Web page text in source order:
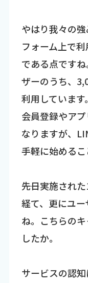
やはり我々の
フォーム上で
である点です
ザーのうち、
利用していま
会員登録やア
なりますが、
手軽に始めるこ
――先日実施され
経て、更にユ
ね。こちらの
したか。
サービスの認